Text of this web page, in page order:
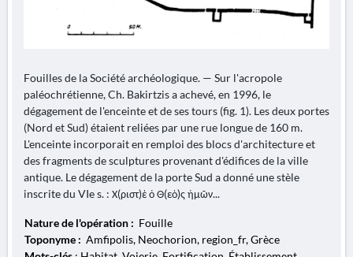
Fouilles de la Société archéologique. — Sur l'acropole
paléochrétienne, Ch. Bakirtzis a achevé, en 1996, le
dégagement de l'enceinte et de ses tours (fig. 1). Les deux portes
(Nord et Sud) étaient reliées par une rue longue de 160 m.
L'enceinte incorporait en remploi des blocs d'architecture et
des fragments de sculptures provenant d'édifices de la ville
antique. Le dégagement de la porte Sud a donné une stèle
inscrite du VIe s. : Χ(ριστ)ὲ ὁ Θ(εὸ)ς ἡμῶν...
Nature de l'opération : Fouille
Toponyme : Amfipolis, Neochorion, region_fr, Grèce